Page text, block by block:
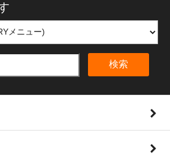
検索